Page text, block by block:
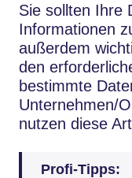
Sie sollten Ihre
Informationen
außerdem
den
bestimmte
Unternehmen/
nutzen diese
Profi-Tipps: